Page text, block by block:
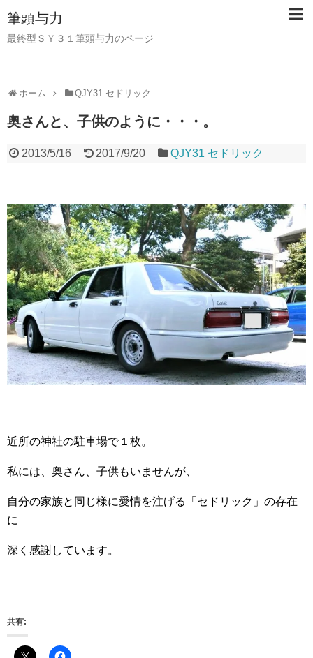
筆頭与力
最終型ＳＹ３１筆頭与力のページ
ホーム QJY31 セドリック
奥さんと、子供のように・・・。
2013/5/16 2017/9/20 QJY31 セドリック
近所の神社の駐車場で１枚。
私には、奥さん、子供もいませんが、
自分の家族と同じ様に愛情を注げる「セドリック」の存在
に
深く感謝しています。
共有: